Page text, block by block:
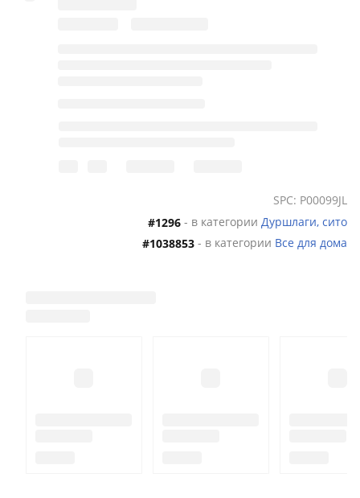
SPC: P00099JL
#1296 - в категории Дуршлаги, сито
#1038853 - в категории Все для дома